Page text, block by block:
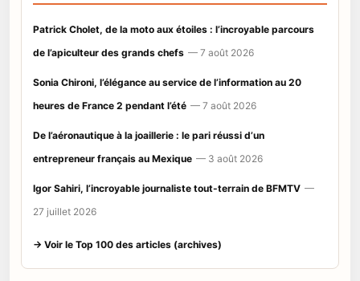
Patrick Cholet, de la moto aux étoiles : l’incroyable parcours
de l’apiculteur des grands chefs — 7 août 2026
Sonia Chironi, l’élégance au service de l’information au 20
heures de France 2 pendant l’été — 7 août 2026
De l’aéronautique à la joaillerie : le pari réussi d’un
entrepreneur français au Mexique — 3 août 2026
Igor Sahiri, l’incroyable journaliste tout-terrain de BFMTV —
27 juillet 2026
→ Voir le Top 100 des articles (archives)